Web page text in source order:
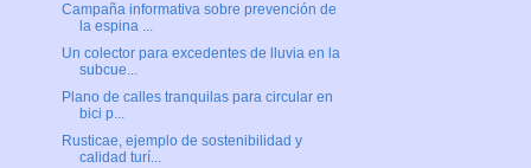
Campaña informativa sobre prevención de
la espina ...
Un colector para excedentes de lluvia en la
subcue...
Plano de calles tranquilas para circular en
bici p...
Rusticae, ejemplo de sostenibilidad y
calidad turí...